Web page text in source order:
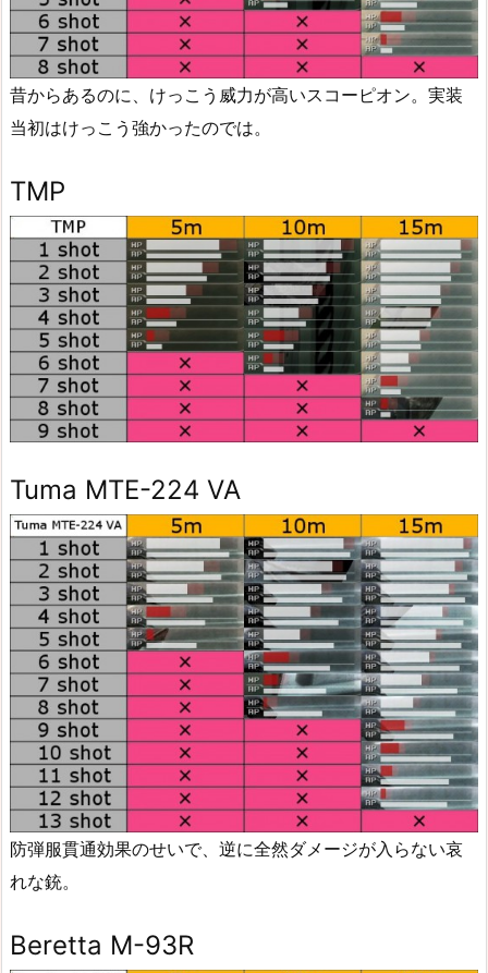
昔からあるのに、けっこう威力が高いスコーピオン。実装
当初はけっこう強かったのでは。
TMP
Tuma MTE-224 VA
防弾服貫通効果のせいで、逆に全然ダメージが入らない哀
れな銃。
Beretta M-93R